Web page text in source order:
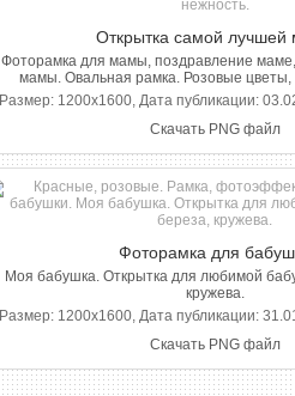
Открытка самой лучшей
Фоторамка для мамы, поздравление
мамы. Овальная рамка. Розовые цветы,
Размер: 1200x1600, Дата публикации:
Скачать PNG файл
Фоторамка для
Моя бабушка. Открытка для любимой
кружева.
Размер: 1200x1600, Дата публикации:
Скачать PNG файл